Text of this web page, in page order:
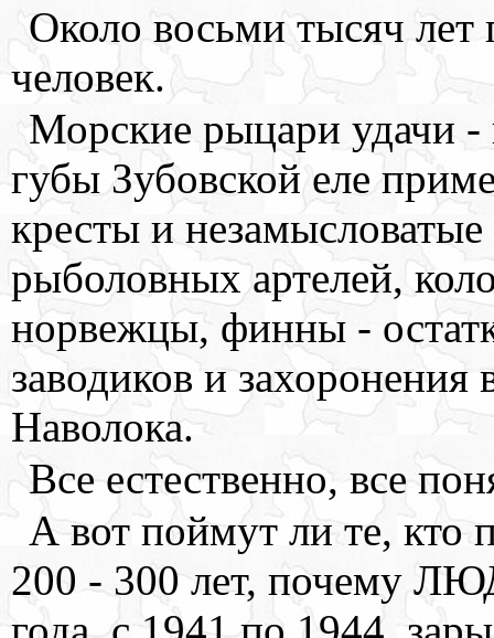
Около восьми тысяч лет
человек.
Морские рыцари удачи -
губы Зубовской еле
кресты и
рыболовных артелей,
норвежцы, финны -
заводиков и
Наволока.
Все естественно, все
А вот поймут ли те, кто
200 - 300 лет, почему